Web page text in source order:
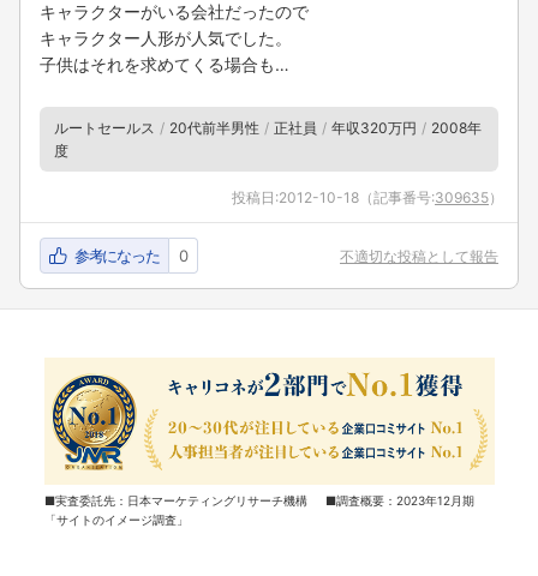
キャラクターがいる会社だったので
キャラクター人形が人気でした。
子供はそれを求めてくる場合も…
ルートセールス 20代前半男性 正社員 年収320万円
2008年
度
投稿日:2012-10-18 （記事番号:309635）
参考になった 0 不適切な投稿として報告
■実査委託先：日本マーケティングリサーチ機構 ■調査概要：2023年12月期
「サイトのイメージ調査」